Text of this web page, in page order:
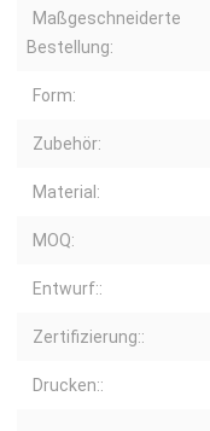
Maßgeschneiderte
Bestellung:
Form:
Zubehör:
Material:
MOQ:
Entwurf::
Zertifizierung::
Drucken::